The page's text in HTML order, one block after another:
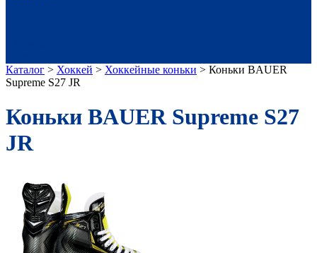
Каталог > Хоккей > Хоккейные коньки > Коньки BAUER
Supreme S27 JR
Коньки BAUER Supreme S27
JR